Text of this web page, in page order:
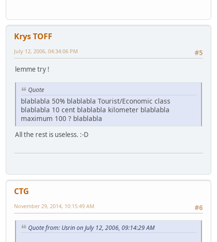
Krys TOFF
#5
July 12, 2006, 04:34:06 PM
lemme try !
Quote
blablabla 50% blablabla Tourist/Economic class
blablabla 10 cent blablabla kilometer blablabla
maximum 100 ? blablabla
All the rest is useless. :-D
CTG
#6
November 29, 2014, 10:15:49 AM
Quote from: Usrin on July 12, 2006, 09:14:29 AM